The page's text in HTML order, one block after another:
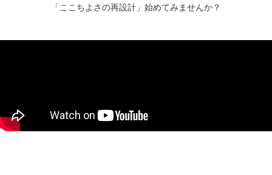
「ここちよさの再設計」始めてみませんか？